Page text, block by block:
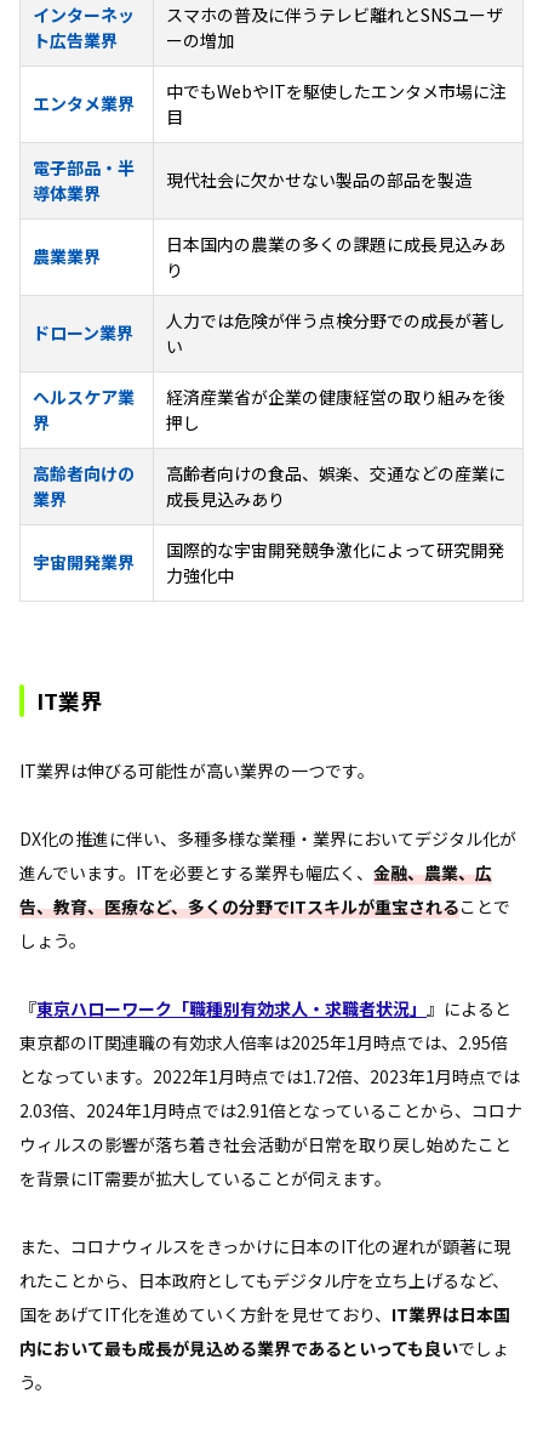
インターネッ
ト広告業界
スマホの普及に伴うテレビ離れとSNSユーザ
ーの増加
エンタメ業界
中でもWebやITを駆使したエンタメ市場に注
目
電子部品・半
導体業界
現代社会に欠かせない製品の部品を製造
農業業界
日本国内の農業の多くの課題に成長見込みあ
り
ドローン業界
人力では危険が伴う点検分野での成長が著し
い
ヘルスケア業
界
経済産業省が企業の健康経営の取り組みを後
押し
高齢者向けの
業界
高齢者向けの食品、娯楽、交通などの産業に
成長見込みあり
宇宙開発業界
国際的な宇宙開発競争激化によって研究開発
力強化中
IT業界
IT業界は伸びる可能性が高い業界の一つです。
DX化の推進に伴い、多種多様な業種・業界においてデジタル化が
進んでいます。ITを必要とする業界も幅広く、 金融、農業、広
告、教育、医療など、多くの分野でITスキルが重宝されることで
しょう。
『東京ハローワーク「職種別有効求人・求職者状況」 』によると
東京都のIT関連職の有効求人倍率は2025年1月時点では、2.95倍
となっています。2022年1月時点では1.72倍、2023年1月時点では
2.03倍、2024年1月時点では2.91倍となっていることから、コロナ
ウィルスの影響が落ち着き社会活動が日常を取り戻し始めたこと
を背景にIT需要が拡大していることが伺えます。
また、コロナウィルスをきっかけに日本のIT化の遅れが顕著に現
れたことから、日本政府としてもデジタル庁を立ち上げるなど、
国をあげてIT化を進めていく方針を見せており、 IT業界は日本国
内において最も成長が見込める業界であるといっても良いでしょ
う。